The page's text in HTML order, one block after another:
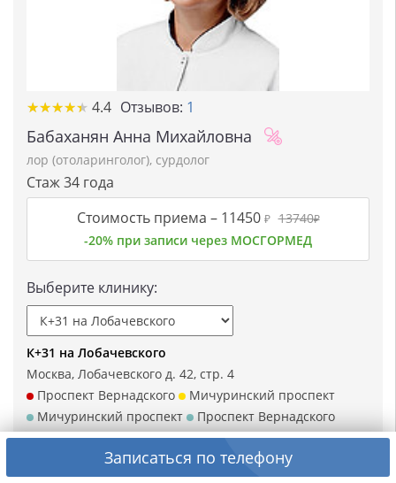
★★★★★
★★★★★ 4.4 Отзывов: 1
Бабаханян Анна Михайловна
лор (отоларинголог), сурдолог
Стаж 34 года
Стоимость приема –11450 ₽ 13740₽
-20% при записи через МОСГОРМЕД
Выберите клинику:
К+31 на Лобачевского
Москва, Лобачевского д. 42, стр. 4
Проспект Вернадского
Мичуринский проспект
Мичуринский проспект
Проспект Вернадского
Новаторская
Ломоносовский
Записаться по телефону